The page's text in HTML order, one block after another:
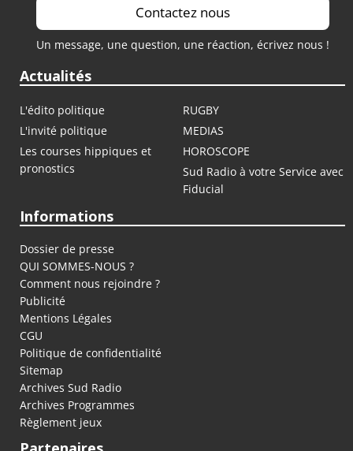
Contactez nous
Un message, une question, une réaction, écrivez nous !
Actualités
L'édito politique
RUGBY
L'invité politique
MEDIAS
Les courses hippiques et
pronostics
HOROSCOPE
Sud Radio à votre Service avec
Fiducial
Informations
Dossier de presse
QUI SOMMES-NOUS ?
Comment nous rejoindre ?
Publicité
Mentions Légales
CGU
Politique de confidentialité
Sitemap
Archives Sud Radio
Archives Programmes
Règlement jeux